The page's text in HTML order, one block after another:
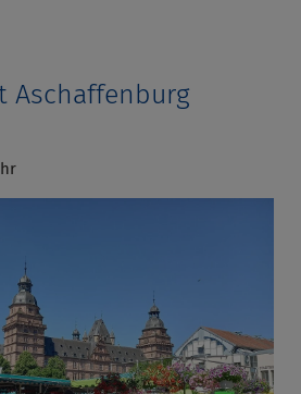
Aschaffenburg